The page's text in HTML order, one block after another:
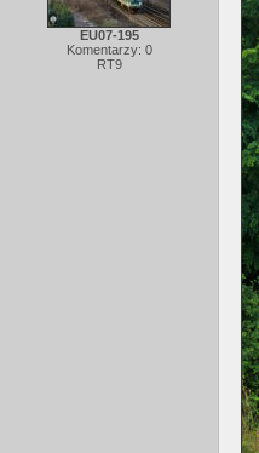
EU07-195
Komentarzy: 0
RT9